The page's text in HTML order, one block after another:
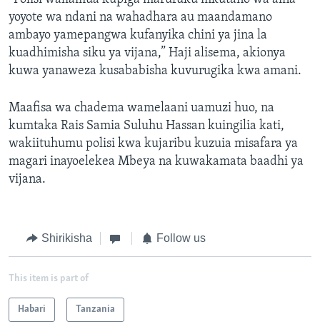
yoyote wa ndani na wahadhara au maandamano
ambayo yamepangwa kufanyika chini ya jina la
kuadhimisha siku ya vijana,” Haji alisema, akionya
kuwa yanaweza kusababisha kuvurugika kwa amani.
Maafisa wa chadema wamelaani uamuzi huo, na
kumtaka Rais Samia Suluhu Hassan kuingilia kati,
wakiituhumu polisi kwa kujaribu kuzuia misafara ya
magari inayoelekea Mbeya na kuwakamata baadhi ya
vijana.
Shirikisha Follow us
This item is part of
Habari Tanzania